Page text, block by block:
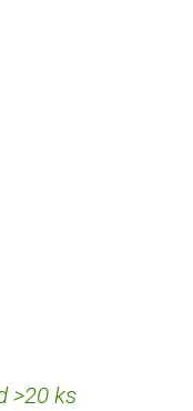
>20 ks